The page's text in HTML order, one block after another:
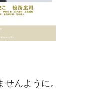
んように。